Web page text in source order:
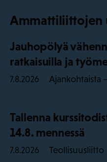
Ammattiliittojen
Jauhopölyä
ratkaisuilla ja
7.8.2026 Ajankohtaista
Tallenna
14.8. mennessä
7.8.2026 Teollisuusliitto